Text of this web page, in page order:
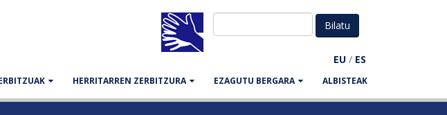
EU / ES
HERRITARREN ZERBITZURA EZAGUTU BERGARA ALBISTEAK